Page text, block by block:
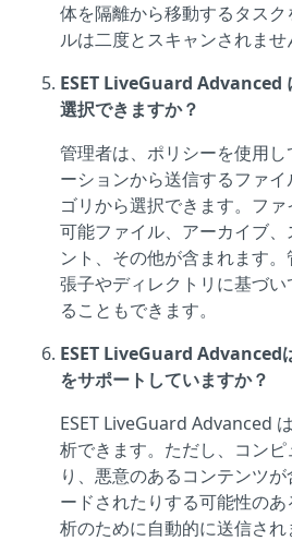
体を隔離から移動するタス
ルは二度とスキャンされませ
ESET LiveGuard Advanced
選択できますか？
管理者は、ポリシーを使用し
ーションから送信するファ
ゴリから選択できます。フ
可能ファイル、アーカイブ
ント、その他が含まれます
張子やディレクトリに基づ
ることもできます。
ESET LiveGuard Advanced
をサポートしていますか？
ESET LiveGuard Advanced
析できます。ただし、コン
り、悪意のあるコンテンツ
ードされたりする可能性の
析のために自動的に送信さ